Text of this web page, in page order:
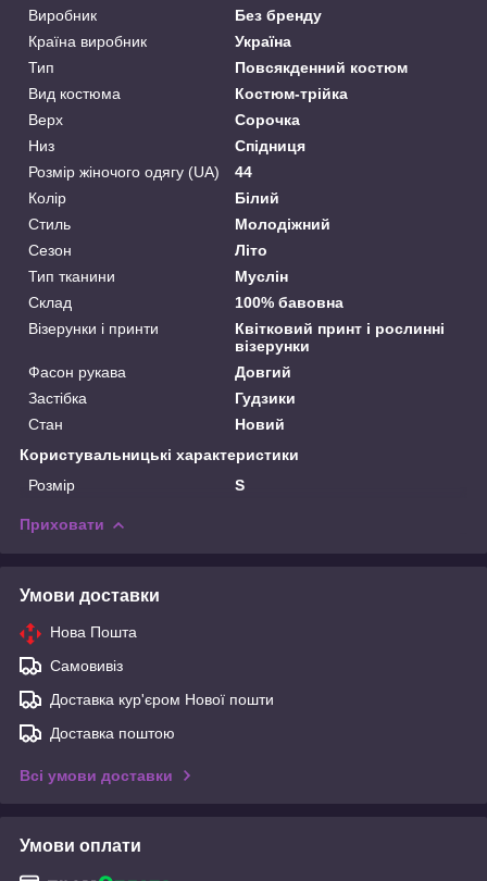
Виробник
Без бренду
Країна виробник
Україна
Тип
Повсякденний костюм
Вид костюма
Костюм-трійка
Верх
Сорочка
Низ
Спідниця
Розмір жіночого одягу (UA)
44
Колір
Білий
Стиль
Молодіжний
Сезон
Літо
Тип тканини
Муслін
Склад
100% бавовна
Візерунки і принти
Квітковий принт і рослинні
візерунки
Фасон рукава
Довгий
Застібка
Гудзики
Стан
Новий
Користувальницькі характеристики
Розмір
S
Приховати
Умови доставки
Нова Пошта
Самовивіз
Доставка кур'єром Нової пошти
Доставка поштою
Всі умови доставки
Умови оплати